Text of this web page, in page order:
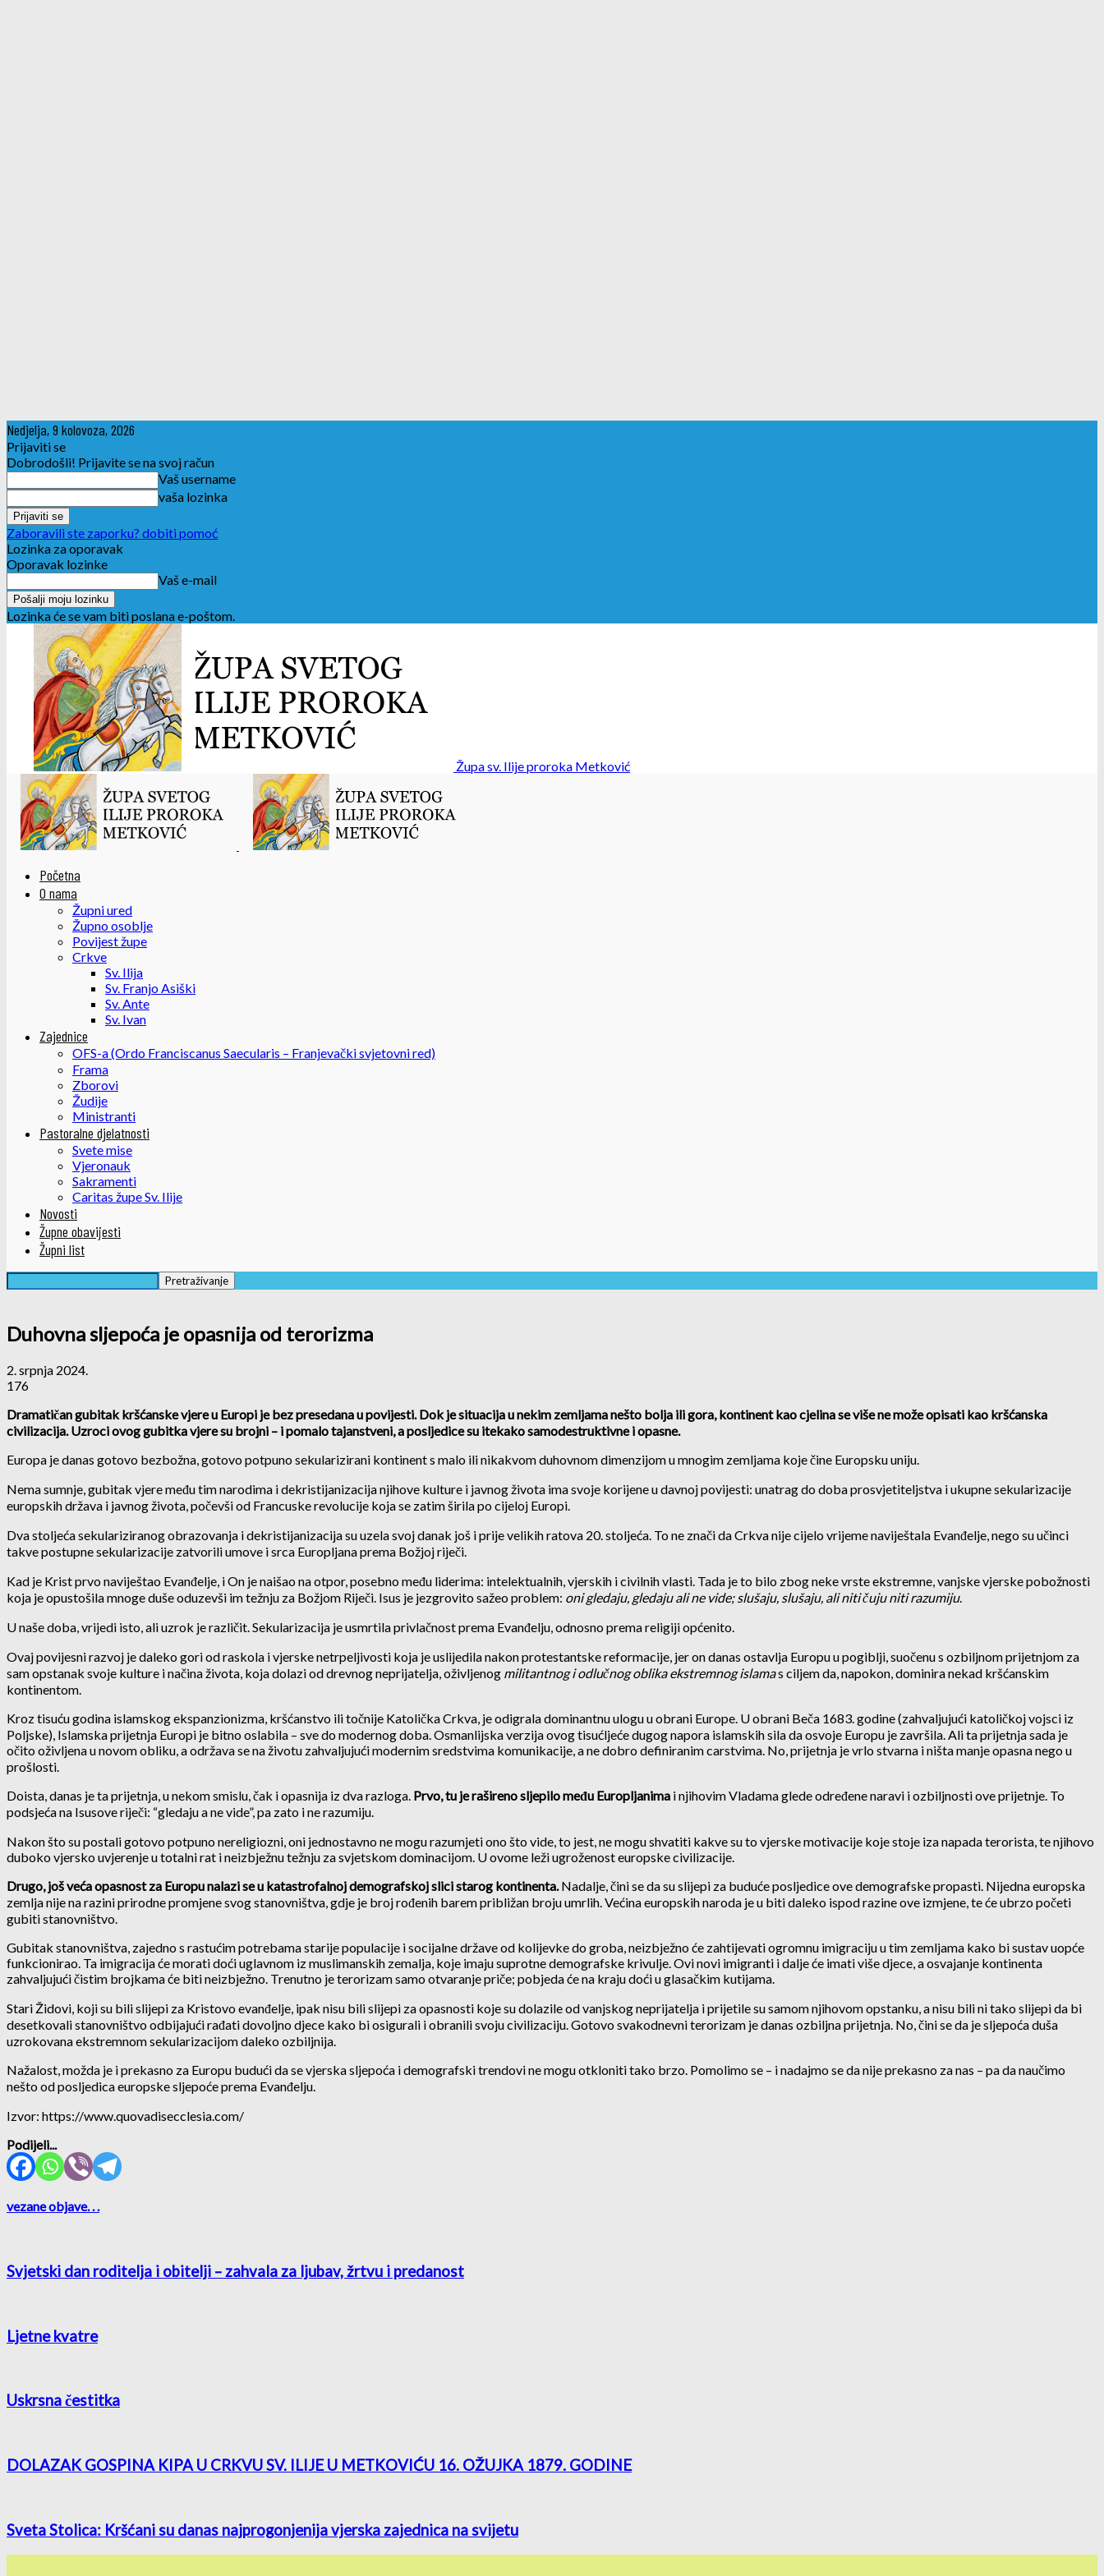
Nedjelja, 9 kolovoza, 2026
Prijaviti se
Dobrodošli! Prijavite se na svoj račun
Vaš username
vaša lozinka
Zaboravili ste zaporku? dobiti pomoć
Lozinka za oporavak
Oporavak lozinke
Vaš e-mail
Lozinka će se vam biti poslana e-poštom.
Župa sv. Ilije proroka Metković
Početna
O nama
Župni ured
Župno osoblje
Povijest župe
Crkve
Sv. Ilija
Sv. Franjo Asiški
Sv. Ante
Sv. Ivan
Zajednice
OFS-a (Ordo Franciscanus Saecularis – Franjevački svjetovni red)
Frama
Zborovi
Žudije
Ministranti
Pastoralne djelatnosti
Svete mise
Vjeronauk
Sakramenti
Caritas župe Sv. Ilije
Novosti
Župne obavijesti
Župni list
Duhovna sljepoća je opasnija od terorizma
2. srpnja 2024.
176
Dramatičan gubitak kršćanske vjere u Europi je bez presedana u povijesti. Dok je situacija u nekim zemljama nešto bolja ili gora, kontinent kao cjelina se više ne može opisati kao kršćanska
civilizacija. Uzroci ovog gubitka vjere su brojni – i pomalo tajanstveni, a posljedice su itekako samodestruktivne i opasne.
Europa je danas gotovo bezbožna, gotovo potpuno sekularizirani kontinent s malo ili nikakvom duhovnom dimenzijom u mnogim zemljama koje čine Europsku uniju.
Nema sumnje, gubitak vjere među tim narodima i dekristijanizacija njihove kulture i javnog života ima svoje korijene u davnoj povijesti: unatrag do doba prosvjetiteljstva i ukupne sekularizacije
europskih država i javnog života, počevši od Francuske revolucije koja se zatim širila po cijeloj Europi.
Dva stoljeća sekulariziranog obrazovanja i dekristijanizacija su uzela svoj danak još i prije velikih ratova 20. stoljeća. To ne znači da Crkva nije cijelo vrijeme naviještala Evanđelje, nego su učinci
takve postupne sekularizacije zatvorili umove i srca Europljana prema Božjoj riječi.
Kad je Krist prvo naviještao Evanđelje, i On je naišao na otpor, posebno među liderima: intelektualnih, vjerskih i civilnih vlasti. Tada je to bilo zbog neke vrste ekstremne, vanjske vjerske pobožnosti
koja je opustošila mnoge duše oduzevši im težnju za Božjom Riječi. Isus je jezgrovito sažeo problem: oni gledaju, gledaju ali ne vide; slušaju, slušaju, ali niti čuju niti razumiju.
U naše doba, vrijedi isto, ali uzrok je različit. Sekularizacija je usmrtila privlačnost prema Evanđelju, odnosno prema religiji općenito.
Ovaj povijesni razvoj je daleko gori od raskola i vjerske netrpeljivosti koja je uslijedila nakon protestantske reformacije, jer on danas ostavlja Europu u pogiblji, suočenu s ozbiljnom prijetnjom za
sam opstanak svoje kulture i načina života, koja dolazi od drevnog neprijatelja, oživljenog militantnog i odlučnog oblika ekstremnog islamas ciljem da, napokon, dominira nekad kršćanskim
kontinentom.
Kroz tisuću godina islamskog ekspanzionizma, kršćanstvo ili točnije Katolička Crkva, je odigrala dominantnu ulogu u obrani Europe. U obrani Beča 1683. godine (zahvaljujući katoličkoj vojsci iz
Poljske), Islamska prijetnja Europi je bitno oslabila – sve do modernog doba. Osmanlijska verzija ovog tisućljeće dugog napora islamskih sila da osvoje Europu je završila. Ali ta prijetnja sada je
očito oživljena u novom obliku, a održava se na životu zahvaljujući modernim sredstvima komunikacije, a ne dobro definiranim carstvima. No, prijetnja je vrlo stvarna i ništa manje opasna nego u
prošlosti.
Doista, danas je ta prijetnja, u nekom smislu, čak i opasnija iz dva razloga. Prvo, tu je rašireno sljepilo među Europljanima i njihovim Vladama glede određene naravi i ozbiljnosti ove prijetnje. To
podsjeća na Isusove riječi: “gledaju a ne vide”, pa zato i ne razumiju.
Nakon što su postali gotovo potpuno nereligiozni, oni jednostavno ne mogu razumjeti ono što vide, to jest, ne mogu shvatiti kakve su to vjerske motivacije koje stoje iza napada terorista, te njihovo
duboko vjersko uvjerenje u totalni rat i neizbježnu težnju za svjetskom dominacijom. U ovome leži ugroženost europske civilizacije.
Drugo, još veća opasnost za Europu nalazi se u katastrofalnoj demografskoj slici starog kontinenta.Nadalje, čini se da su slijepi za buduće posljedice ove demografske propasti. Nijedna europska
zemlja nije na razini prirodne promjene svog stanovništva, gdje je broj rođenih barem približan broju umrlih. Većina europskih naroda je u biti daleko ispod razine ove izmjene, te će ubrzo početi
gubiti stanovništvo.
Gubitak stanovništva, zajedno s rastućim potrebama starije populacije i socijalne države od kolijevke do groba, neizbježno će zahtijevati ogromnu imigraciju u tim zemljama kako bi sustav uopće
funkcionirao. Ta imigracija će morati doći uglavnom iz muslimanskih zemalja, koje imaju suprotne demografske krivulje. Ovi novi imigranti i dalje će imati više djece, a osvajanje kontinenta
zahvaljujući čistim brojkama će biti neizbježno. Trenutno je terorizam samo otvaranje priče; pobjeda će na kraju doći u glasačkim kutijama.
Stari Židovi, koji su bili slijepi za Kristovo evanđelje, ipak nisu bili slijepi za opasnosti koje su dolazile od vanjskog neprijatelja i prijetile su samom njihovom opstanku, a nisu bili ni tako slijepi da bi
desetkovali stanovništvo odbijajući rađati dovoljno djece kako bi osigurali i obranili svoju civilizaciju. Gotovo svakodnevni terorizam je danas ozbiljna prijetnja. No, čini se da je sljepoća duša
uzrokovana ekstremnom sekularizacijom daleko ozbiljnija.
Nažalost, možda je i prekasno za Europu budući da se vjerska sljepoća i demografski trendovi ne mogu otkloniti tako brzo. Pomolimo se – i nadajmo se da nije prekasno za nas – pa da naučimo
nešto od posljedica europske sljepoće prema Evanđelju.
Izvor: https://www.quovadisecclesia.com/
Podijeli...
vezane objave. . .
Svjetski dan roditelja i obitelji – zahvala za ljubav, žrtvu i predanost
Ljetne kvatre
Uskrsna čestitka
DOLAZAK GOSPINA KIPA U CRKVU SV. ILIJE U METKOVIĆU 16. OŽUJKA 1879. GODINE
Sveta Stolica: Kršćani su danas najprogonjenija vjerska zajednica na svijetu